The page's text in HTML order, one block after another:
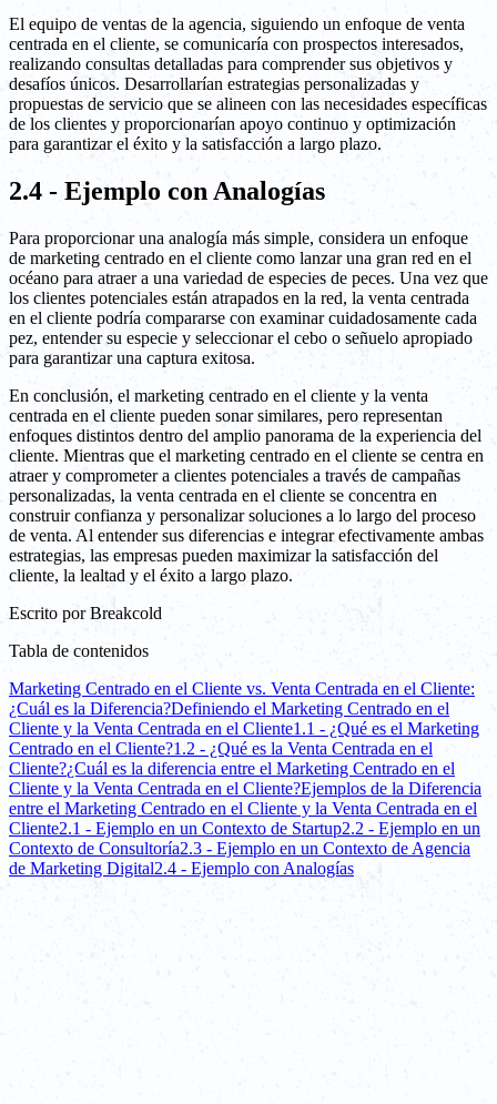
El equipo de ventas de la agencia, siguiendo un enfoque de venta
centrada en el cliente, se comunicaría con prospectos interesados,
realizando consultas detalladas para comprender sus objetivos y
desafíos únicos. Desarrollarían estrategias personalizadas y
propuestas de servicio que se alineen con las necesidades específicas
de los clientes y proporcionarían apoyo continuo y optimización
para garantizar el éxito y la satisfacción a largo plazo.
2.4 - Ejemplo con Analogías
Para proporcionar una analogía más simple, considera un enfoque
de marketing centrado en el cliente como lanzar una gran red en el
océano para atraer a una variedad de especies de peces. Una vez que
los clientes potenciales están atrapados en la red, la venta centrada
en el cliente podría compararse con examinar cuidadosamente cada
pez, entender su especie y seleccionar el cebo o señuelo apropiado
para garantizar una captura exitosa.
En conclusión, el marketing centrado en el cliente y la venta
centrada en el cliente pueden sonar similares, pero representan
enfoques distintos dentro del amplio panorama de la experiencia del
cliente. Mientras que el marketing centrado en el cliente se centra en
atraer y comprometer a clientes potenciales a través de campañas
personalizadas, la venta centrada en el cliente se concentra en
construir confianza y personalizar soluciones a lo largo del proceso
de venta. Al entender sus diferencias e integrar efectivamente ambas
estrategias, las empresas pueden maximizar la satisfacción del
cliente, la lealtad y el éxito a largo plazo.
Escrito por Breakcold
Tabla de contenidos
Marketing Centrado en el Cliente vs. Venta Centrada en el Cliente:
¿Cuál es la Diferencia?Definiendo el Marketing Centrado en el
Cliente y la Venta Centrada en el Cliente1.1 - ¿Qué es el Marketing
Centrado en el Cliente?1.2 - ¿Qué es la Venta Centrada en el
Cliente?¿Cuál es la diferencia entre el Marketing Centrado en el
Cliente y la Venta Centrada en el Cliente?Ejemplos de la Diferencia
entre el Marketing Centrado en el Cliente y la Venta Centrada en el
Cliente2.1 - Ejemplo en un Contexto de Startup2.2 - Ejemplo en un
Contexto de Consultoría2.3 - Ejemplo en un Contexto de Agencia
de Marketing Digital2.4 - Ejemplo con Analogías